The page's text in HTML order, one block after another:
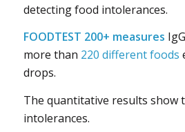
detecting food intolerances.
FOODTEST 200+ measures
more than 220 different foods
drops.
The quantitative results show
intolerances.